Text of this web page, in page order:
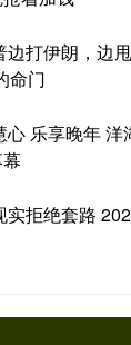
边打伊朗，边
命门
心 乐享晚年
实拒绝套路